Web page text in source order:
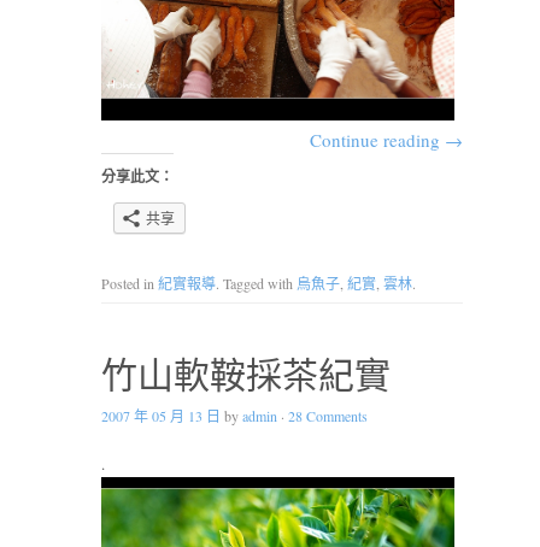
Continue reading →
分享此文：
共享
Posted in 紀實報導. Tagged with 烏魚子 紀實 雲林.
竹山軟鞍採茶紀實
2007 年 05 月 13 日 byadmin · 28 Comments
.